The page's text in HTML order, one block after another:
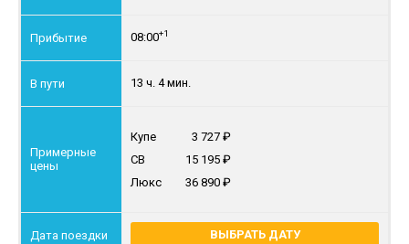
08:00+1
13 ч. 4 мин.
Купе
3 727
СВ
15 195
Люкс
36 890
ВЫБРАТЬ ДАТУ